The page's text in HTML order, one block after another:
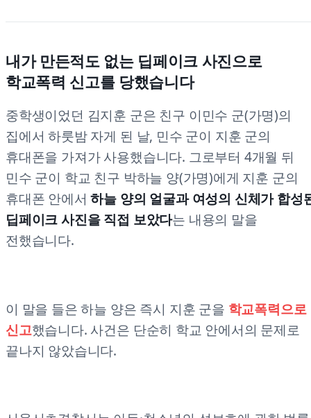
내가 만든적도 없는 딥페이크 사진으로
학교폭력 신고를 당했습니다
중학생이었던 김지훈 군은 친구 이민수 군(가명)의
집에서 하룻밤 자게 된 날, 민수 군이 지훈 군의
휴대폰을 가져가 사용했습니다. 그로부터 4개월 뒤
민수 군이 학교 친구 박하늘 양(가명)에게 지훈 군의
휴대폰 안에서하늘 양의 얼굴과 여성의 신체가 합성
딥페이크 사진을 직접 보았다는 내용의 말을
전했습니다.
이 말을 들은 하늘 양은 즉시 지훈 군을 학교폭력으로
신고했습니다. 사건은 단순히 학교 안에서의 문제로
끝나지 않았습니다.